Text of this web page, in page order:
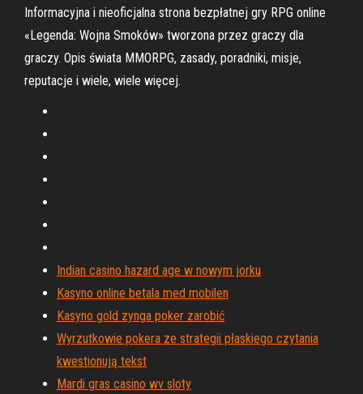
Informacyjna i nieoficjalna strona bezpłatnej gry RPG online
«Legenda: Wojna Smoków» tworzona przez graczy dla
graczy. Opis świata MMORPG, zasady, poradniki, misje,
reputacje i wiele, wiele więcej.
Indian casino hazard age w nowym jorku
Kasyno online betala med mobilen
Kasyno gold zynga poker zarobić
Wyrzutkowie pokera ze strategii płaskiego czytania
kwestionują tekst
Mardi gras casino wv sloty